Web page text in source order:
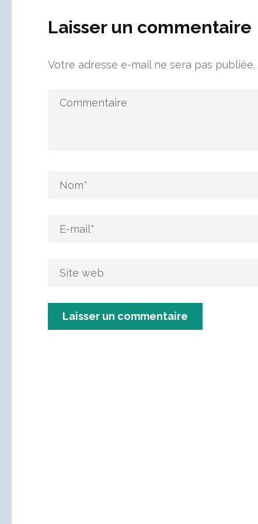
Laisser un commentaire
Votre adresse e-mail ne sera pas publiée.